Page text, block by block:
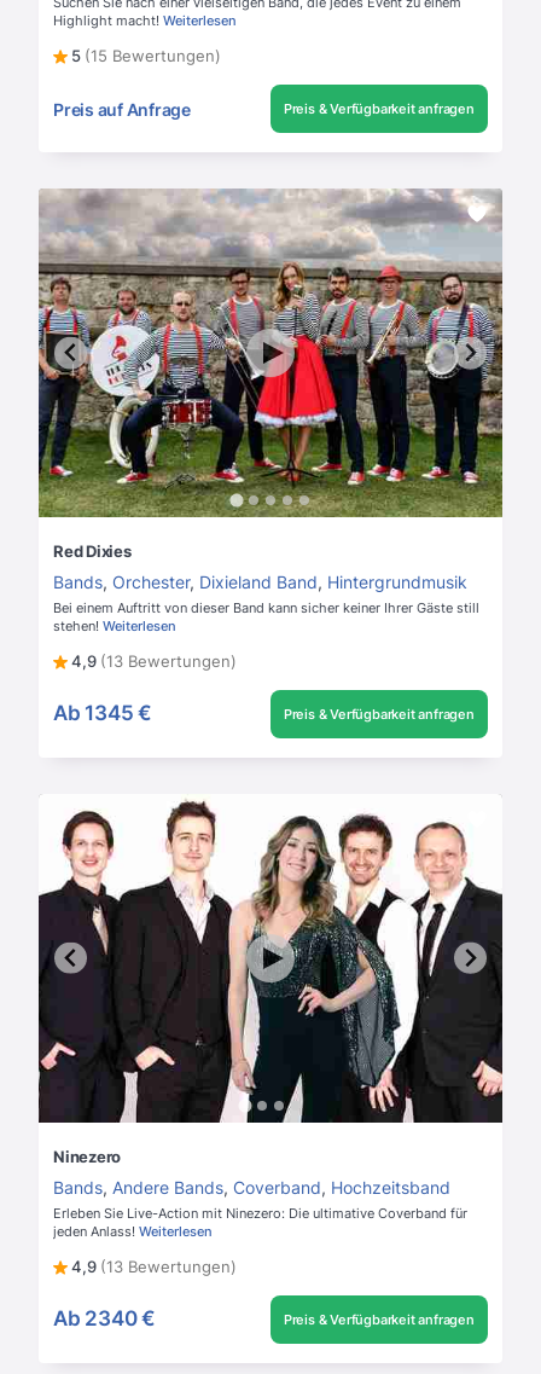
Highlight macht! Weiterlesen
5 (15 Bewertungen)
Preis auf Anfrage Preis & Verfügbarkeit anfragen
Red Dixies
Bands, Orchester, Dixieland Band, Hintergrundmusik
Bei einem Auftritt von dieser Band kann sicher keiner Ihrer Gäste still
stehen! Weiterlesen
4,9 (13 Bewertungen)
Ab 1345 € Preis & Verfügbarkeit anfragen
Ninezero
Bands, Andere Bands, Coverband, Hochzeitsband
Erleben Sie Live-Action mit Ninezero: Die ultimative Coverband für
jeden Anlass! Weiterlesen
4,9 (13 Bewertungen)
Ab 2340 € Preis & Verfügbarkeit anfragen